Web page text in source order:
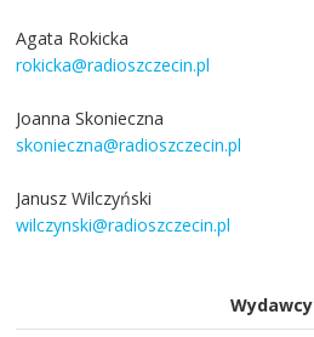
Agata Rokicka
rokicka@radioszczecin.pl
Joanna Skonieczna
skonieczna@radioszczecin.pl
Janusz Wilczyński
wilczynski@radioszczecin.pl
Wydawcy